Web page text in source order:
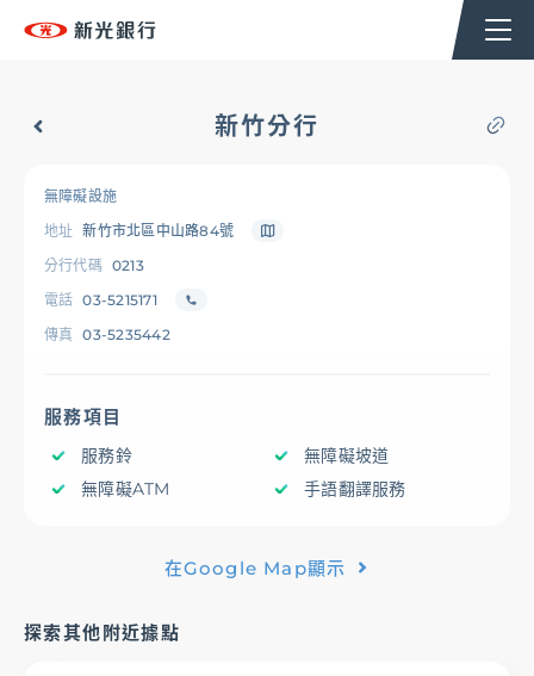
台新新光集團
OMNI-U
信用卡
貸款
存匯
新竹分行
無障礙設施
地址 新竹市北區中山路84號
分行代碼 0213
電話 03-5215171
傳真 03-5235442
服務項目
服務鈴
無障礙坡道
無障礙ATM
手語翻譯服務
在Google Map顯示
探索其他附近據點